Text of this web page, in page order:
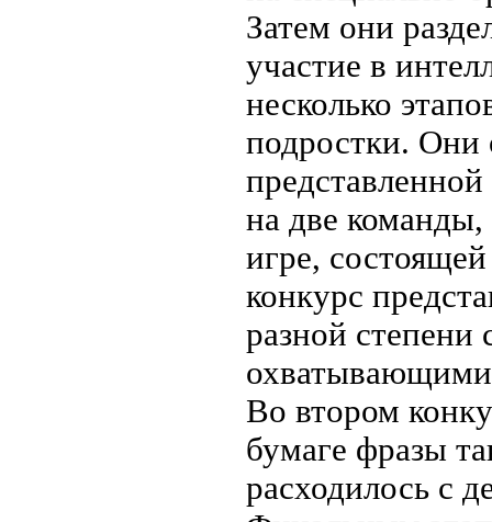
Затем они
участие в
несколько
подростки. Они
на две команды,
игре,
конкурс
разной степени
Во втором
бумаге фразы
расходилось с